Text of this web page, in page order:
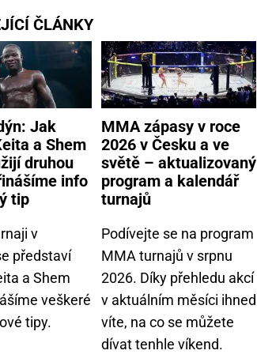
ČLÁNKY
Jak
a Shem
druhou
info
tip
v
představí
a Shem
veškeré
tipy.
MMA zápasy v roce
2026 v Česku a ve
světě – aktualizovaný
program a kalendář
turnajů
Podívejte se na program
MMA turnajů v srpnu
2026. Díky přehledu akcí
v aktuálním měsíci ihned
víte, na co se můžete
dívat tenhle víkend.